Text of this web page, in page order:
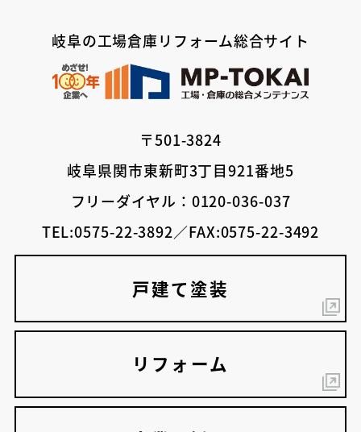
岐阜の工場倉庫リフォーム総合サイト
〒501-3824
岐阜県関市東新町3丁目921番地5
フリーダイヤル：0120-036-037
TEL:0575-22-3892／FAX:0575-22-3492
戸建て塗装
リフォーム